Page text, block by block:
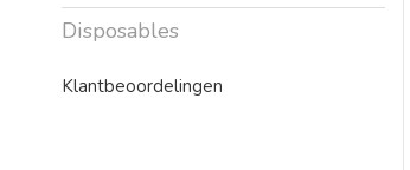
Disposables
Klantbeoordelingen